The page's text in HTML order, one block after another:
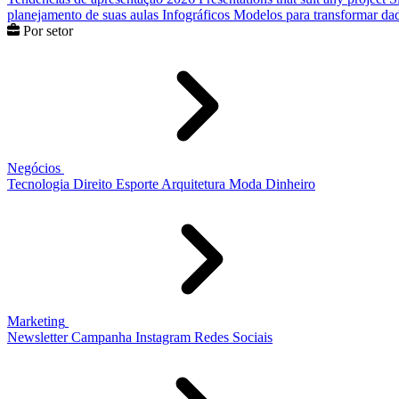
planejamento de suas aulas Infográficos Modelos para transformar
Por setor
Negócios
Tecnologia Direito Esporte Arquitetura Moda Dinheiro
Marketing
Newsletter Campanha Instagram Redes Sociais